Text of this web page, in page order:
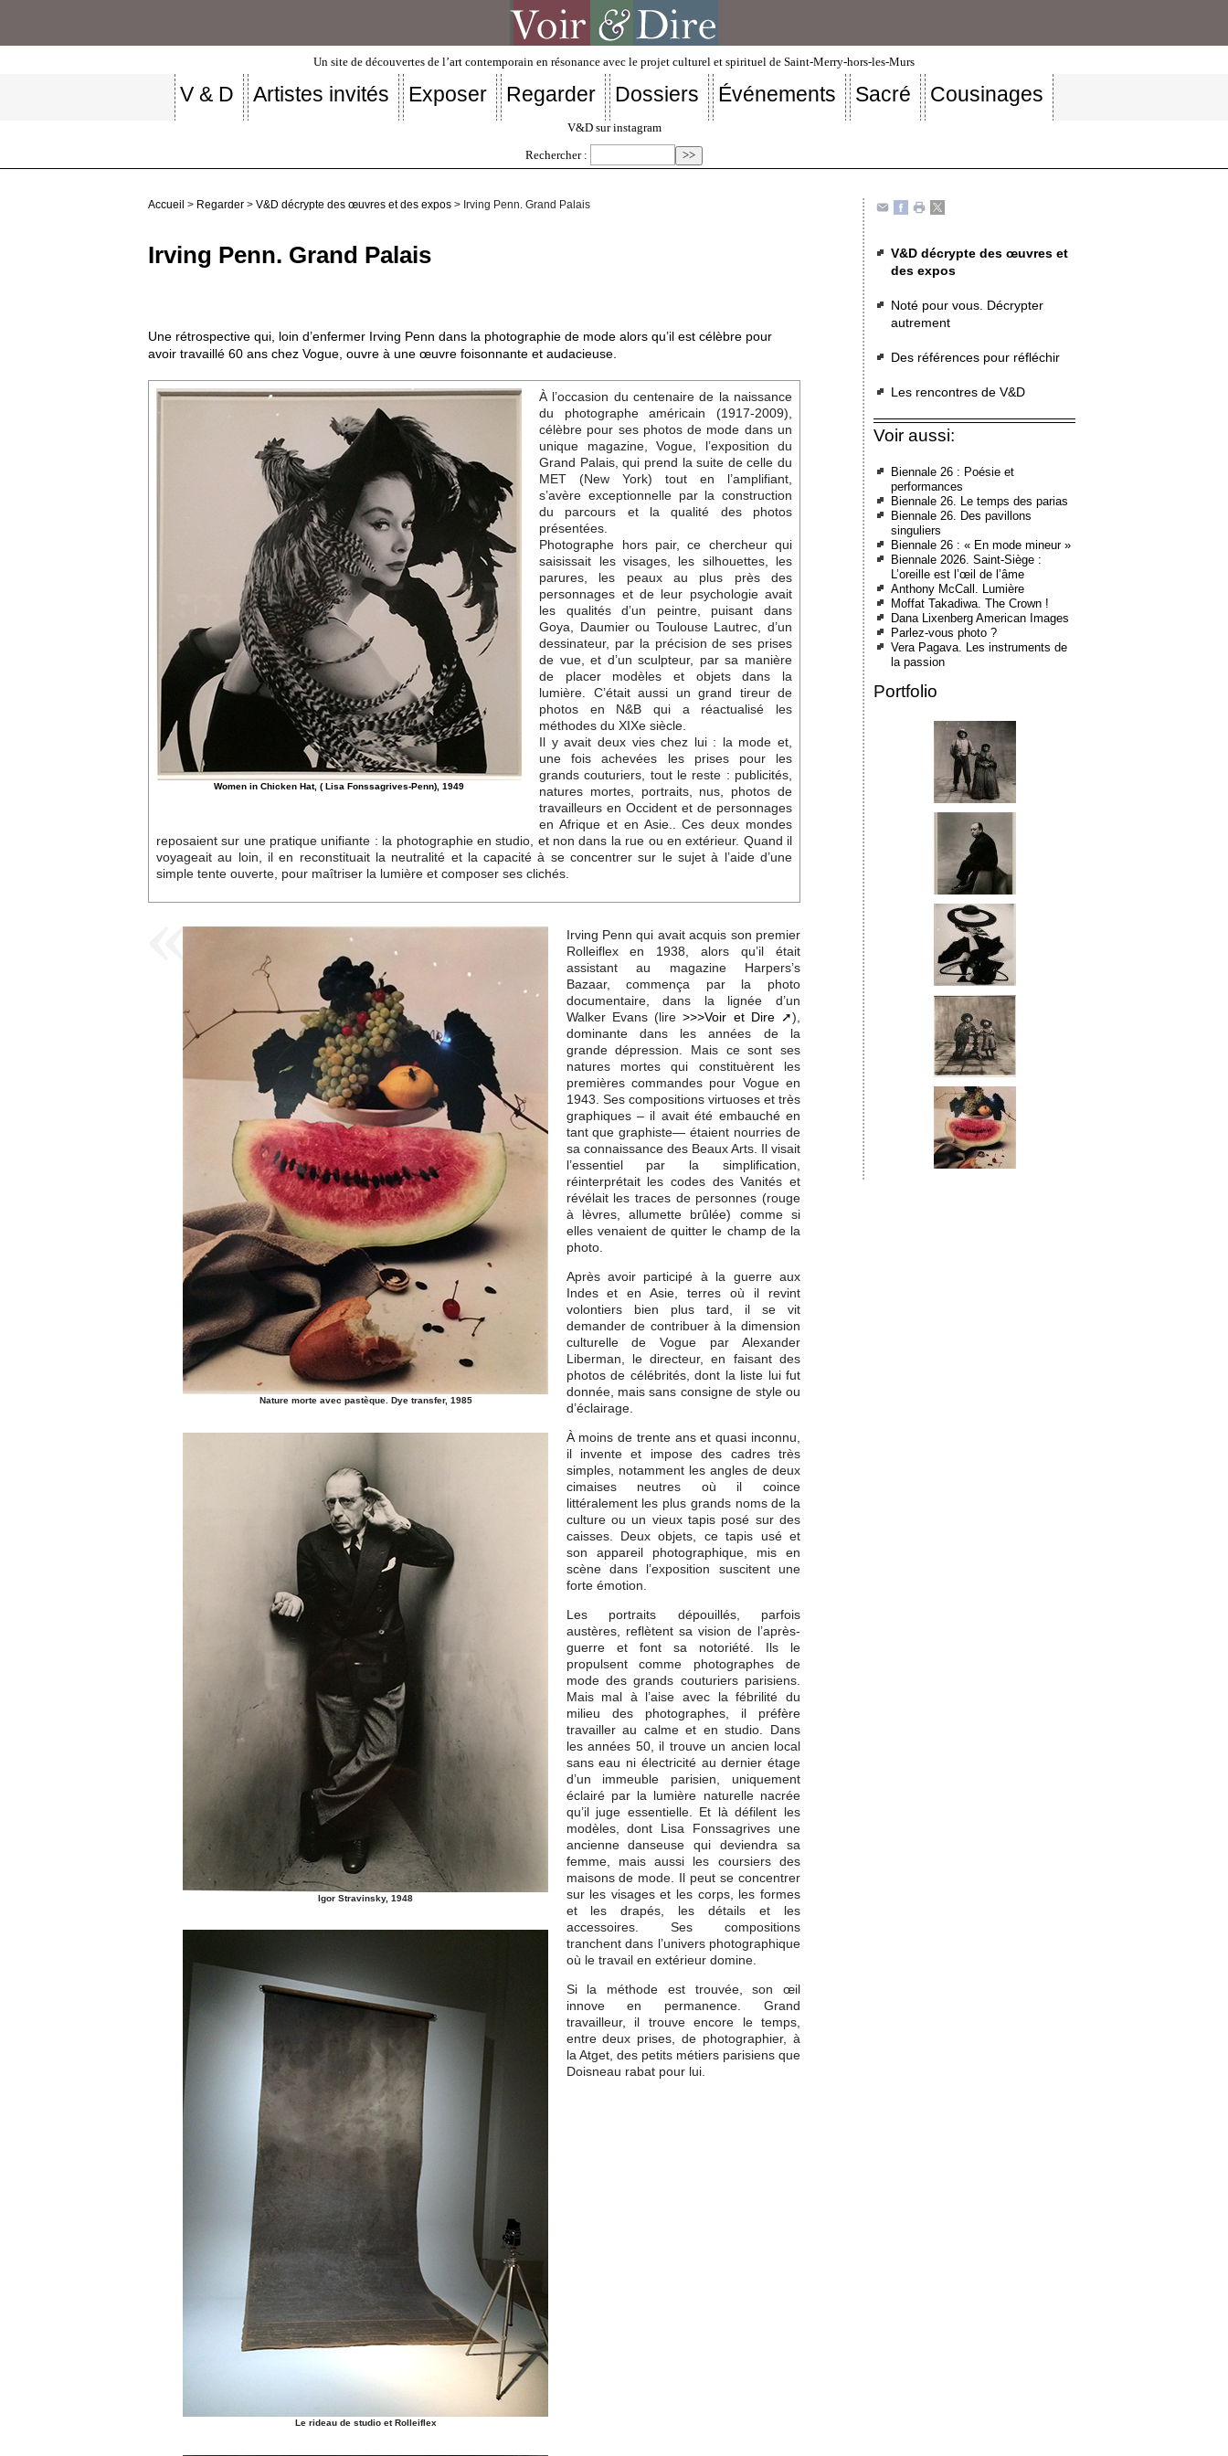
Un site de découvertes de l’art contemporain en résonance avec le projet culturel et spirituel de Saint-Merry-hors-les-Murs
V & D Artistes invités Exposer Regarder Dossiers Événements Sacré Cousinages
V&D sur instagram
Rechercher :
Accueil > Regarder > V&D décrypte des œuvres et des expos > Irving Penn. Grand Palais
Irving Penn. Grand Palais
Une rétrospective qui, loin d’enfermer Irving Penn dans la photographie de mode alors qu’il est célèbre pour
avoir travaillé 60 ans chez Vogue, ouvre à une œuvre foisonnante et audacieuse.
Women in Chicken Hat, ( Lisa Fonssagrives-Penn), 1949
À l’occasion du centenaire de la naissance
du photographe américain (1917-2009),
célèbre pour ses photos de mode dans un
unique magazine, Vogue, l’exposition du
Grand Palais, qui prend la suite de celle du
MET (New York) tout en l’amplifiant,
s’avère exceptionnelle par la construction
du parcours et la qualité des photos
présentées.
Photographe hors pair, ce chercheur qui
saisissait les visages, les silhouettes, les
parures, les peaux au plus près des
personnages et de leur psychologie avait
les qualités d’un peintre, puisant dans
Goya, Daumier ou Toulouse Lautrec, d’un
dessinateur, par la précision de ses prises
de vue, et d’un sculpteur, par sa manière
de placer modèles et objets dans la
lumière. C’était aussi un grand tireur de
photos en N&B qui a réactualisé les
méthodes du XIXe siècle.
Il y avait deux vies chez lui : la mode et,
une fois achevées les prises pour les
grands couturiers, tout le reste : publicités,
natures mortes, portraits, nus, photos de
travailleurs en Occident et de personnages
en Afrique et en Asie.. Ces deux mondes
reposaient sur une pratique unifiante : la photographie en studio, et non dans la rue ou en extérieur. Quand il
voyageait au loin, il en reconstituait la neutralité et la capacité à se concentrer sur le sujet à l’aide d’une
simple tente ouverte, pour maîtriser la lumière et composer ses clichés.
Nature morte avec pastèque. Dye transfer, 1985
Irving Penn qui avait acquis son premier
Rolleiflex en 1938, alors qu’il était
assistant au magazine Harpers’s
Bazaar, commença par la photo
documentaire, dans la lignée d’un
Walker Evans (lire>>>Voir et Dire
),
dominante dans les années de la
grande dépression. Mais ce sont ses
natures mortes qui constituèrent les
premières commandes pour Vogue en
1943. Ses compositions virtuoses et très
graphiques – il avait été embauché en
tant que graphiste— étaient nourries de
sa connaissance des Beaux Arts. Il visait
l’essentiel par la simplification,
réinterprétait les codes des Vanités et
révélait les traces de personnes (rouge
à lèvres, allumette brûlée) comme si
elles venaient de quitter le champ de la
photo.
Igor Stravinsky, 1948
Après avoir participé à la guerre aux
Indes et en Asie, terres où il revint
volontiers bien plus tard, il se vit
demander de contribuer à la dimension
culturelle de Vogue par Alexander
Liberman, le directeur, en faisant des
photos de célébrités, dont la liste lui fut
donnée, mais sans consigne de style ou
d’éclairage.
Le rideau de studio et Rolleiflex
À moins de trente ans et quasi inconnu,
il invente et impose des cadres très
simples, notamment les angles de deux
cimaises neutres où il coince
littéralement les plus grands noms de la
culture ou un vieux tapis posé sur des
caisses. Deux objets, ce tapis usé et
son appareil photographique, mis en
scène dans l’exposition suscitent une
forte émotion.
Les portraits dépouillés, parfois
austères, reflètent sa vision de l’après-
guerre et font sa notoriété. Ils le
propulsent comme photographes de
mode des grands couturiers parisiens.
Mais mal à l’aise avec la fébrilité du
milieu des photographes, il préfère
travailler au calme et en studio. Dans
les années 50, il trouve un ancien local
sans eau ni électricité au dernier étage
d’un immeuble parisien, uniquement
éclairé par la lumière naturelle nacrée
qu’il juge essentielle. Et là défilent les
modèles, dont Lisa Fonssagrives une
ancienne danseuse qui deviendra sa
femme, mais aussi les coursiers des
maisons de mode. Il peut se concentrer
sur les visages et les corps, les formes
et les drapés, les détails et les
accessoires. Ses compositions
tranchent dans l’univers photographique
où le travail en extérieur domine.
Si la méthode est trouvée, son œil
innove en permanence. Grand
travailleur, il trouve encore le temps,
entre deux prises, de photographier, à
la Atget, des petits métiers parisiens que
Doisneau rabat pour lui.
V&D décrypte des œuvres et
des expos
Noté pour vous. Décrypter
autrement
Des références pour réfléchir
Les rencontres de V&D
Voir aussi:
Biennale 26 : Poésie et
performances
Biennale 26. Le temps des parias
Biennale 26. Des pavillons
singuliers
Biennale 26 : « En mode mineur »
Biennale 2026. Saint-Siège :
L’oreille est l’œil de l’âme
Anthony McCall. Lumière
Moffat Takadiwa. The Crown !
Dana Lixenberg American Images
Parlez-vous photo ?
Vera Pagava. Les instruments de
la passion
Portfolio